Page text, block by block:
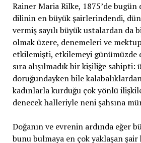
Rainer Maria Rilke, 1875’de
dilinin en büyük şairlerindendi,
vermiş sayılı büyük ustalardan da
olmak üzere, denemeleri ve
etkilemişti, etkilemeyi günümüzde
sıra alışılmadık bir kişiliğe sahipti:
doruğundayken bile
kadınlarla kurduğu çok yönlü
denecek halleriyle neni şahsına
Doğanın ve evrenin ardında eğer
bunu bulmaya en çok yaklaşan şair